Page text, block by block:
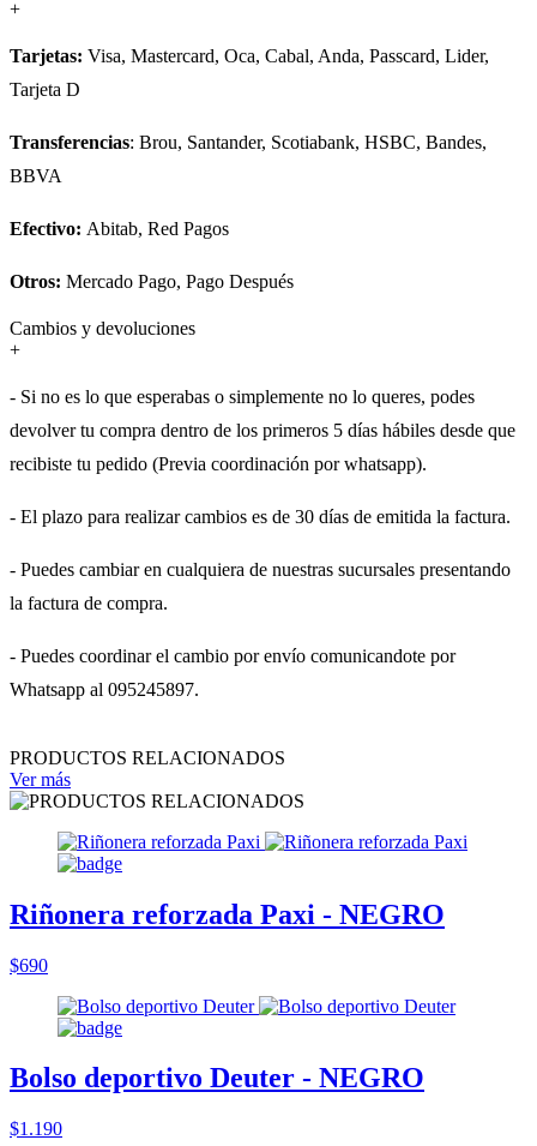
+
Tarjetas: Visa, Mastercard, Oca, Cabal, Anda, Passcard, Lider,
Tarjeta D
Transferencias: Brou, Santander, Scotiabank, HSBC, Bandes,
BBVA
Efectivo: Abitab, Red Pagos
Otros: Mercado Pago, Pago Después
Cambios y devoluciones
+
- Si no es lo que esperabas o simplemente no lo queres, podes
devolver tu compra dentro de los primeros 5 días hábiles desde que
recibiste tu pedido (Previa coordinación por whatsapp).
- El plazo para realizar cambios es de 30 días de emitida la factura.
- Puedes cambiar en cualquiera de nuestras sucursales presentando
la factura de compra.
- Puedes coordinar el cambio por envío comunicandote por
Whatsapp al 095245897.
PRODUCTOS RELACIONADOS
Ver más
Riñonera reforzada Paxi - NEGRO
$690
Bolso deportivo Deuter - NEGRO
$1.190